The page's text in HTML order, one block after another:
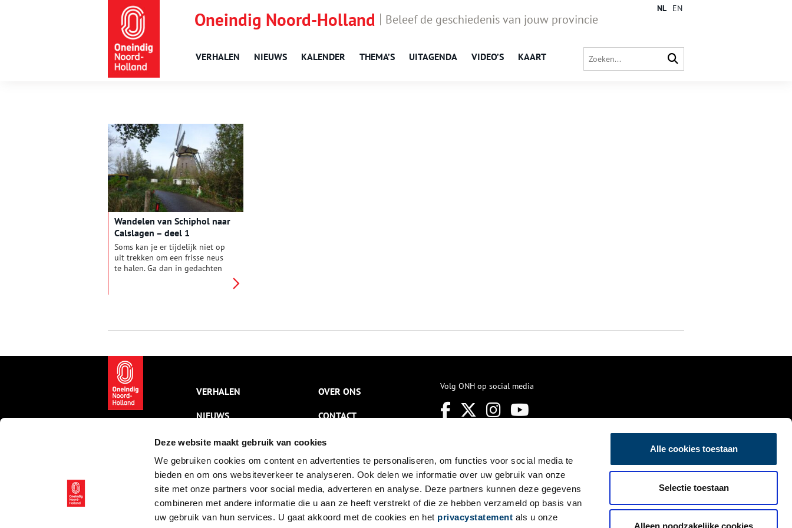
Deze website maakt gebruik van cookies
We gebruiken cookies om content en advertenties te personaliseren, om functies voor social media te
bieden en om ons websiteverkeer te analyseren. Ook delen we informatie over uw gebruik van onze
site met onze partners voor social media, adverteren en analyse. Deze partners kunnen deze gegevens
combineren met andere informatie die u aan ze heeft verstrekt of die ze hebben verzameld op basis van
uw gebruik van hun services. U gaat akkoord met de cookies en het privacystatement als u onze
Alle cookies toestaan
Selectie toestaan
Alleen noodzakelijke cookies
Oneindig Noord-Holland Beleef de geschiedenis van jouw provincie
VERHALEN NIEUWS KALENDER THEMA’S UITAGENDA VIDEO’S KAART
NL EN
Wandelen van Schiphol naar
Calslagen – deel 1
Soms kan je er tijdelijk niet op
uit trekken om een frisse neus
te halen. Ga dan in gedachten
we in twee etappes. Vandaag is
aan een aardbei?
VERHALEN
NIEUWS
KALENDER
THEMA’S
ACTIVITEITEN
VIDEO’S
OVER ONS
CONTACT
NIEUWSBRIEF
DISCLAIMER
PRIVACY
TOEGANKELIJKHEID
Volg ONH op social media